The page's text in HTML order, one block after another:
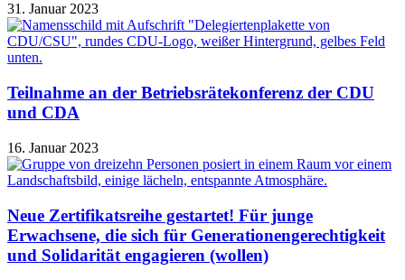
31. Januar 2023
Teilnahme an der Betriebsrätekonferenz der CDU
und CDA
16. Januar 2023
Neue Zertifikatsreihe gestartet! Für junge
Erwachsene, die sich für Generationengerechtigkeit
und Solidarität engagieren (wollen)